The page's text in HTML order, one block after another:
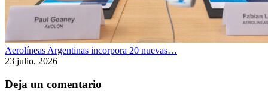
Aerolíneas Argentinas incorpora 20 nuevas…
23 julio, 2026
Deja un comentario